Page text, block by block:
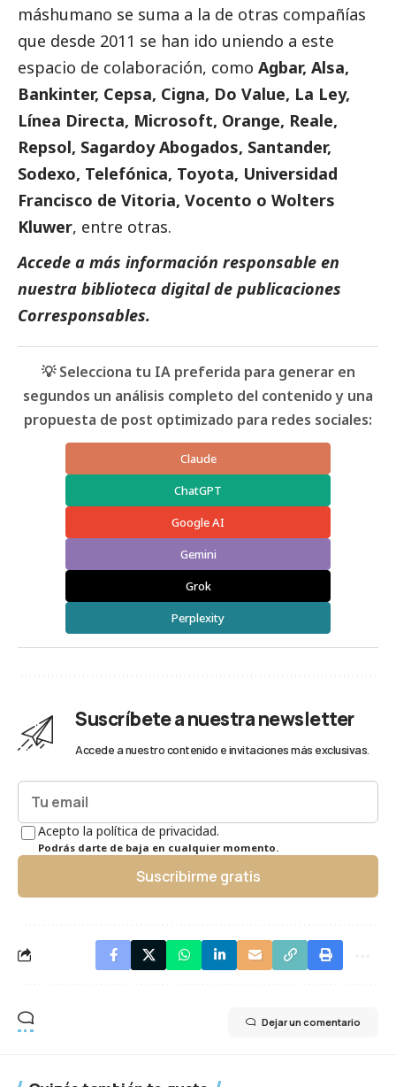
máshumano se suma a la de otras compañías
que desde 2011 se han ido uniendo a este
espacio de colaboración, como Agbar, Alsa,
Bankinter, Cepsa, Cigna, Do Value, La Ley,
Línea Directa, Microsoft, Orange, Reale,
Repsol, Sagardoy Abogados, Santander,
Sodexo, Telefónica, Toyota, Universidad
Francisco de Vitoria, Vocento o Wolters
Kluwer, entre otras.
Accede a más información responsable en
nuestra biblioteca digital de publicaciones
Corresponsables.
💡 Selecciona tu IA preferida para generar en
segundos un análisis completo del contenido y una
propuesta de post optimizado para redes sociales:
Claude
ChatGPT
Google AI
Gemini
Grok
Perplexity
Suscríbete a nuestra newsletter
Accede a nuestro contenido e invitaciones más exclusivas.
Acepto la política de privacidad.
Podrás darte de baja en cualquier momento.
Suscribirme gratis
Dejar un comentario